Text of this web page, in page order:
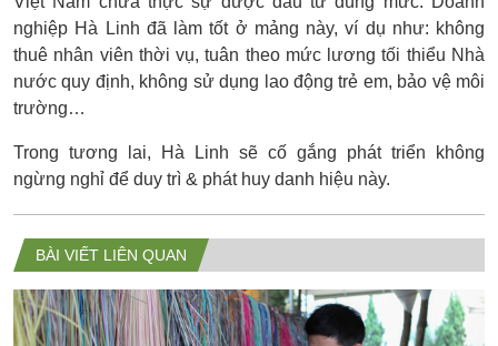
nghiệp Hà Linh đã làm tốt ở mảng này, ví dụ như: không
thuê nhân viên thời vụ, tuân theo mức lương tối thiểu Nhà
nước quy định, không sử dụng lao động trẻ em, bảo vệ môi
trường…
Trong tương lai, Hà Linh sẽ cố gắng phát triển không
ngừng nghỉ để duy trì & phát huy danh hiệu này.
BÀI VIẾT LIÊN QUAN